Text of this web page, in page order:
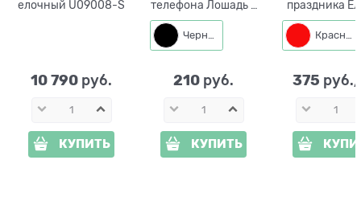
елочный U09008-S
10 790 руб.
КУПИТЬ
телефона Лошадь с
подковой 720-271
металл
Черный
210 руб.
КУПИТЬ
праздника
цвет
одной
Красный
375